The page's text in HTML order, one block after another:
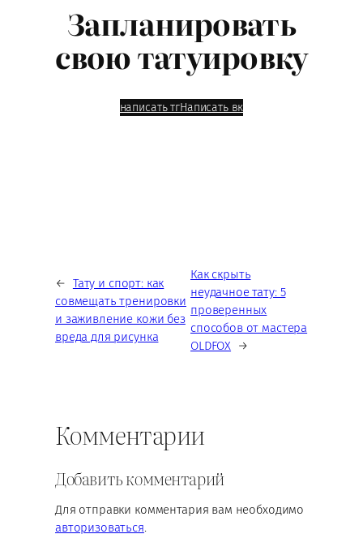
Запланировать
свою татуировку
написать тгНаписать вк
← Тату и спорт: как
совмещать тренировки
и заживление кожи без
вреда для рисунка
Как скрыть
неудачное тату: 5
проверенных
способов от мастера
OLDFOX →
Комментарии
Добавить комментарий
Для отправки комментария вам необходимо
авторизоваться.